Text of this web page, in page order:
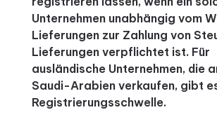
Unternehmen unabhängig vom
Lieferungen zur Zahlung von
Lieferungen verpflichtet ist. Für
ausländische Unternehmen, die
Saudi-Arabien verkaufen, gibt
Registrierungsschwelle.